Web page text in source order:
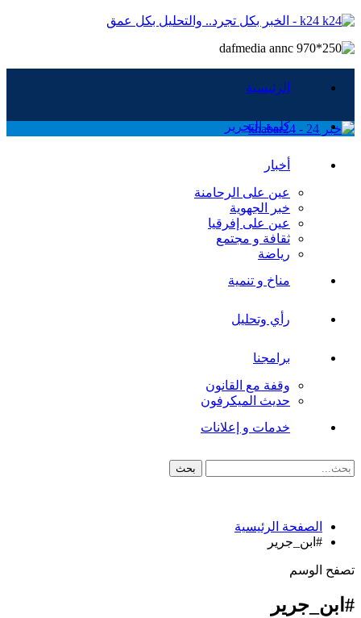
k24 - الخبر بكل تجرد.. والتحليل بكل عمق
الرئيسية
كلمة التحرير
أخبار
عين على الرحامنة
خبر الجهوية
عين على إفرقيا
ثقافة و مجتمع
رياضة
مناخ و تنمية
رأي وتحليل
برامجنا
وقفة مع القانون
حديث الميكرفون
خدمات و إعلانات
الصفحة الرئيسية
#ابن_جرير
تصفح الوسم
#ابن_جرير